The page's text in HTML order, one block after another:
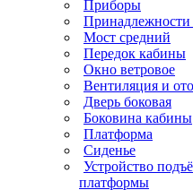
Приборы
Мост средний
Передок кабины
Окно ветровое
Вентиляция и
Дверь боковая
Боковина кабины
Платформа
Сиденье
Устройство
платформы